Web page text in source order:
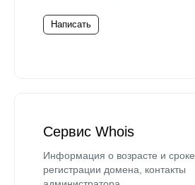
Написать
Сервис Whois
Информация о возрасте и сроке
регистрации домена, контакты